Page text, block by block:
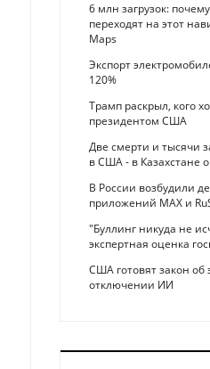
6 млн загрузок:
переходят на этот
Maps
Экспорт
120%
Трамп раскрыл, кого
президентом США
Две смерти и тысячи
в США - в Казахстане
В России возбудили
приложений MAX и
"Буллинг никуда не
экспертная оценка
США готовят закон об
отключении ИИ